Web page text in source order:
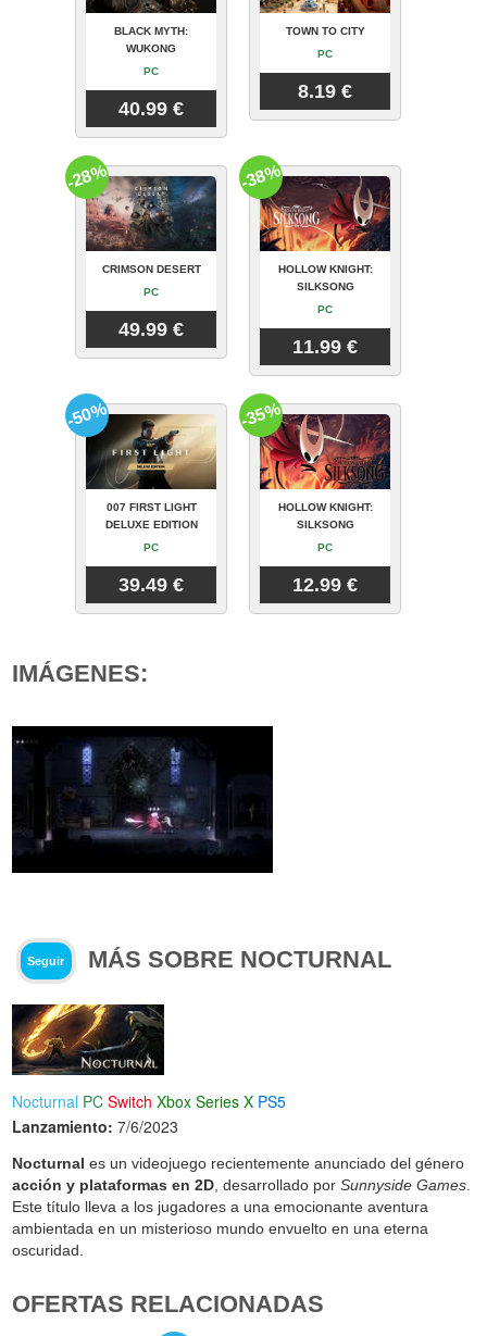
BLACK MYTH:
WUKONG
PC
40.99 €
TOWN TO CITY
PC
8.19 €
CRIMSON DESERT
PC
49.99 €
-28%
HOLLOW KNIGHT:
SILKSONG
PC
11.99 €
-38%
007 FIRST LIGHT
DELUXE EDITION
PC
39.49 €
-50%
HOLLOW KNIGHT:
SILKSONG
PC
12.99 €
-35%
IMÁGENES:
Seguir MÁS SOBRE NOCTURNAL
Nocturnal PC Switch Xbox Series X PS5
Lanzamiento: 7/6/2023
Nocturnal es un videojuego recientemente anunciado del género
acción y plataformas en 2D, desarrollado porSunnyside Games.
Este título lleva a los jugadores a una emocionante aventura
ambientada en un misterioso mundo envuelto en una eterna
oscuridad.
OFERTAS RELACIONADAS